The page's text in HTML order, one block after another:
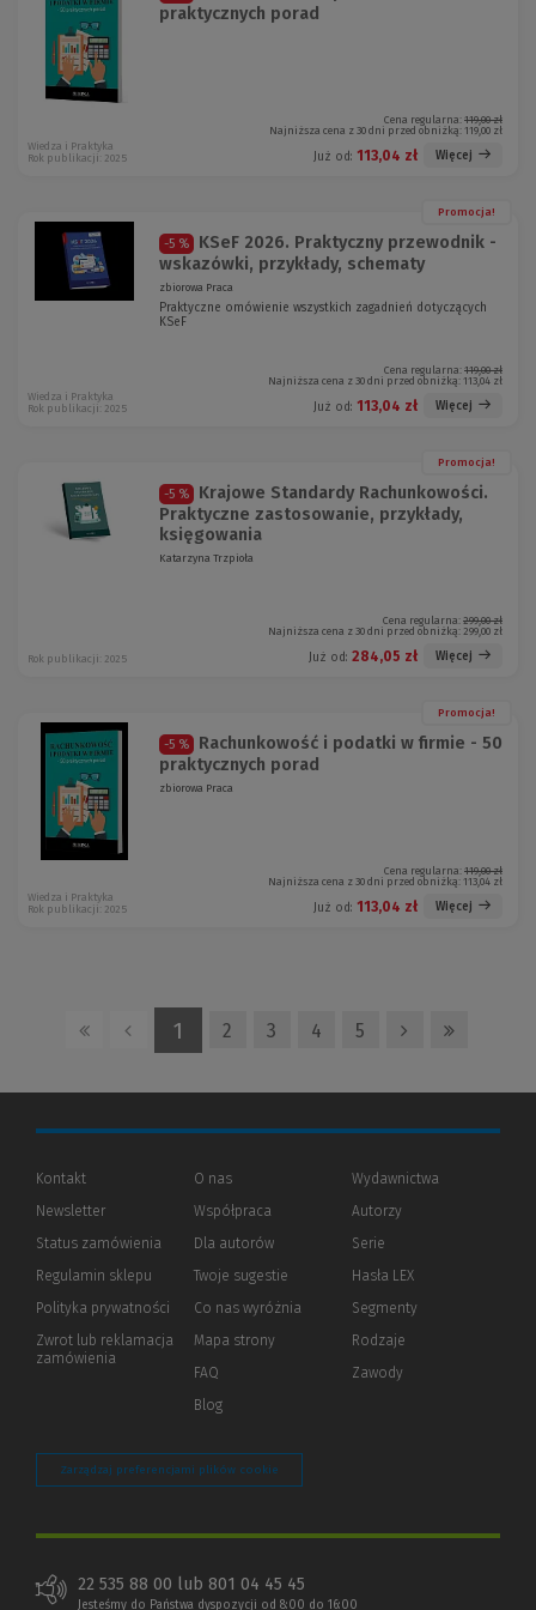
praktycznych porad
Cena regularna: 119,00 zł
Najniższa cena z 30 dni przed obniżką: 119,00 zł
Już od: 113,04 zł Więcej
Wiedza i Praktyka
Rok publikacji: 2025
Promocja!
-5 %
KSeF 2026. Praktyczny przewodnik -
wskazówki, przykłady, schematy
zbiorowa Praca
Praktyczne omówienie wszystkich zagadnień dotyczących
KSeF
Cena regularna: 119,00 zł
Najniższa cena z 30 dni przed obniżką: 113,04 zł
Już od: 113,04 zł Więcej
Wiedza i Praktyka
Rok publikacji: 2025
Promocja!
-5 %
Krajowe Standardy Rachunkowości.
Praktyczne zastosowanie, przykłady,
księgowania
Katarzyna Trzpioła
Cena regularna: 299,00 zł
Najniższa cena z 30 dni przed obniżką: 299,00 zł
Już od: 284,05 zł Więcej
Rok publikacji: 2025
Promocja!
-5 %
Rachunkowość i podatki w firmie - 50
praktycznych porad
zbiorowa Praca
Cena regularna: 119,00 zł
Najniższa cena z 30 dni przed obniżką: 113,04 zł
Już od: 113,04 zł Więcej
Wiedza i Praktyka
Rok publikacji: 2025
1 2 3 4 5
Kontakt
Newsletter
Status zamówienia
Regulamin sklepu
Polityka prywatności (Nowe
(Link
innej
Zwrot lub reklamacja
zamówienia
O nas
Współpraca
Dla autorów(Nowe
(Link
innej
strony)
Twoje sugestie
Co nas wyróżnia
Mapa strony
FAQ
Blog
Wydawnictwa
Autorzy
Serie
Hasła LEX
Segmenty
Rodzaje
Zawody
Zarządzaj preferencjami plików cookie
22 535 88 00 lub 801 04 45 45
Jesteśmy do Państwa dyspozycji od 8:00 do 16:00